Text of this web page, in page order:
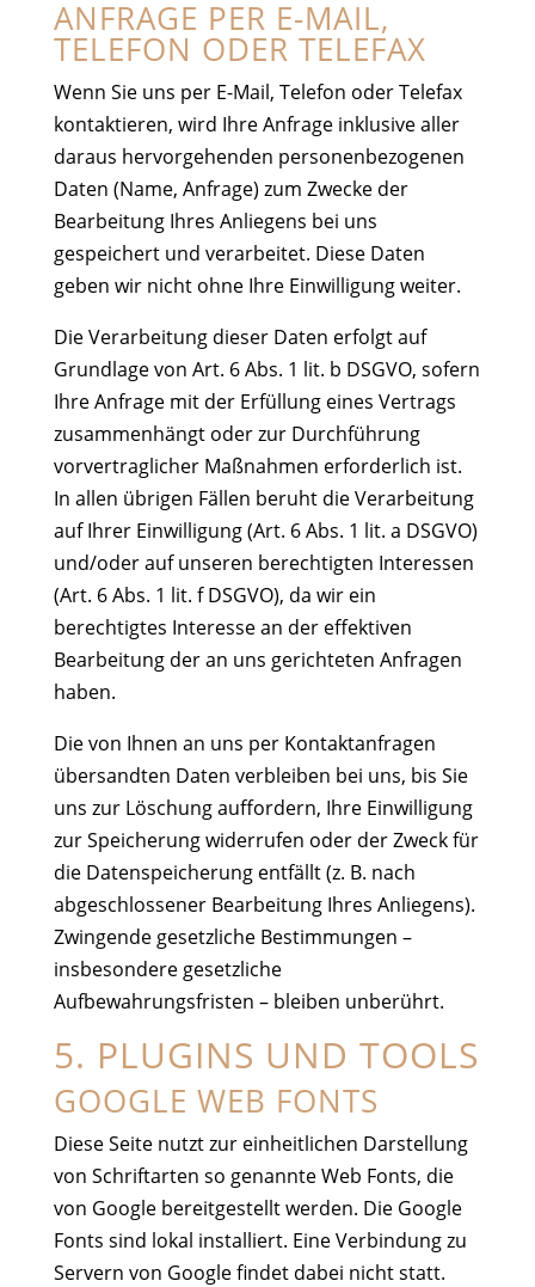
ANFRAGE PER E-MAIL,
TELEFON ODER TELEFAX
Wenn Sie uns per E-Mail, Telefon oder Telefax
kontaktieren, wird Ihre Anfrage inklusive aller
daraus hervorgehenden personenbezogenen
Daten (Name, Anfrage) zum Zwecke der
Bearbeitung Ihres Anliegens bei uns
gespeichert und verarbeitet. Diese Daten
geben wir nicht ohne Ihre Einwilligung weiter.
Die Verarbeitung dieser Daten erfolgt auf
Grundlage von Art. 6 Abs. 1 lit. b DSGVO, sofern
Ihre Anfrage mit der Erfüllung eines Vertrags
zusammenhängt oder zur Durchführung
vorvertraglicher Maßnahmen erforderlich ist.
In allen übrigen Fällen beruht die Verarbeitung
auf Ihrer Einwilligung (Art. 6 Abs. 1 lit. a DSGVO)
und/oder auf unseren berechtigten Interessen
(Art. 6 Abs. 1 lit. f DSGVO), da wir ein
berechtigtes Interesse an der effektiven
Bearbeitung der an uns gerichteten Anfragen
haben.
Die von Ihnen an uns per Kontaktanfragen
übersandten Daten verbleiben bei uns, bis Sie
uns zur Löschung auffordern, Ihre Einwilligung
zur Speicherung widerrufen oder der Zweck für
die Datenspeicherung entfällt (z. B. nach
abgeschlossener Bearbeitung Ihres Anliegens).
Zwingende gesetzliche Bestimmungen –
insbesondere gesetzliche
Aufbewahrungsfristen – bleiben unberührt.
5. PLUGINS UND TOOLS
GOOGLE WEB FONTS
Diese Seite nutzt zur einheitlichen Darstellung
von Schriftarten so genannte Web Fonts, die
von Google bereitgestellt werden. Die Google
Fonts sind lokal installiert. Eine Verbindung zu
Servern von Google findet dabei nicht statt.